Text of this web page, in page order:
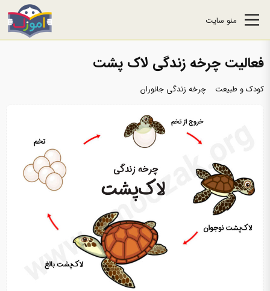
منو سایت
فعالیت چرخه زندگی لاک‌ پشت
کودک و طبیعت چرخه زندگی جانوران